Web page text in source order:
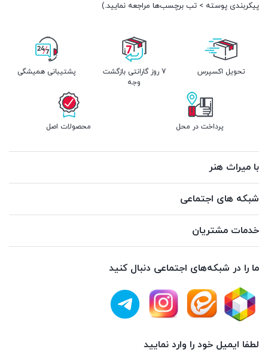
پیکربندی پوسته > تب برچسب‌ها مراجعه نمایید.)
تحویل اکسپرس
7 روز گارانتی بازگشت
وجه
پشتیبانی همیشگی
پرداخت در محل محصولات اصل
با میراث هنر
شبکه های اجتماعی
خدمات مشتریان
ما را در شبکه‌های اجتماعی دنبال کنید
لطفا ایمیل خود را وارد نمایید